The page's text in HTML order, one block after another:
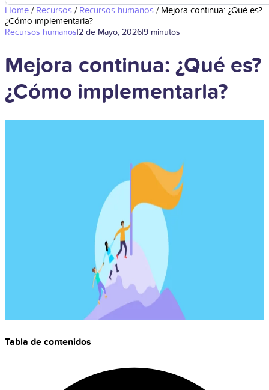
Home / Recursos / Recursos humanos / Mejora continua: ¿Qué es?
¿Cómo implementarla?
Recursos humanos|2 de Mayo, 2026|9 minutos
Mejora continua: ¿Qué es?
¿Cómo implementarla?
Tabla de contenidos